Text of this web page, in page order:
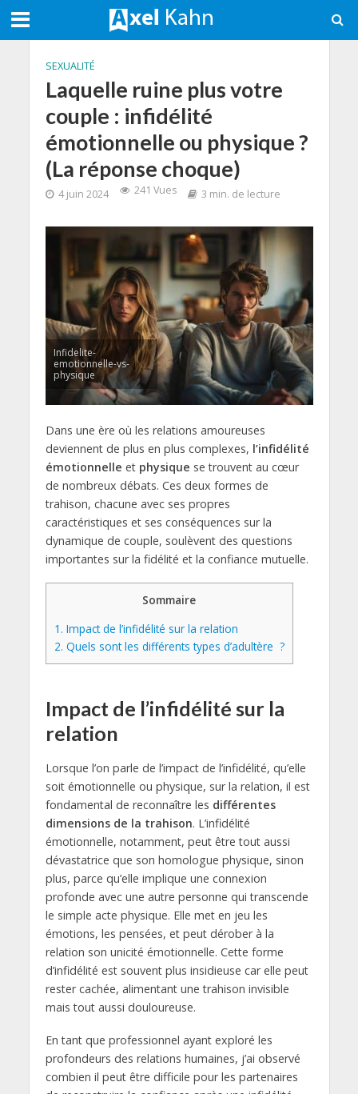
SEXUALITÉ
Laquelle ruine plus votre
couple : infidélité
émotionnelle ou physique ?
(La réponse choque)
4 juin 2024 241 Vues 3 min. de lecture
Infidelite-
emotionnelle-vs-
physique
Dans une ère où les relations amoureuses
deviennent de plus en plus complexes, l’infidélité
émotionnelle et physique se trouvent au cœur
de nombreux débats. Ces deux formes de
trahison, chacune avec ses propres
caractéristiques et ses conséquences sur la
dynamique de couple, soulèvent des questions
importantes sur la fidélité et la confiance mutuelle.
Sommaire
1. Impact de l’infidélité sur la relation
2. Quels sont les différents types d’adultère ?
Impact de l’infidélité sur la
relation
Lorsque l’on parle de l’impact de l’infidélité, qu’elle
soit émotionnelle ou physique, sur la relation, il est
fondamental de reconnaître les différentes
dimensions de la trahison. L’infidélité
émotionnelle, notamment, peut être tout aussi
dévastatrice que son homologue physique, sinon
plus, parce qu’elle implique une connexion
profonde avec une autre personne qui transcende
le simple acte physique. Elle met en jeu les
émotions, les pensées, et peut dérober à la
relation son unicité émotionnelle. Cette forme
d’infidélité est souvent plus insidieuse car elle peut
rester cachée, alimentant une trahison invisible
mais tout aussi douloureuse.
En tant que professionnel ayant exploré les
profondeurs des relations humaines, j’ai observé
combien il peut être difficile pour les partenaires